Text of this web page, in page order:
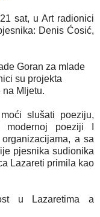
sat, u Art radionici
Denis Ćosić,
Goran za mlade
su projekta
na Mljetu.
slušati poeziju,
poeziji I
a sa
pjesnika sudionika
Lazareti primila kao
u Lazaretima a